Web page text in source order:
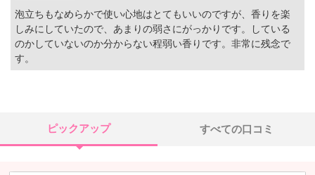
泡立ちもなめらかで使い心地はとてもいいのですが、香りを楽
しみにしていたので、あまりの弱さにがっかりです。している
のかしていないのか分からない程弱い香りです。非常に残念で
す。
ピックアップ すべての口コミ